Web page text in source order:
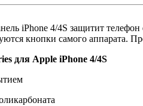
iPhone 4/4S защитит
кнопки самого аппарата.
для Apple iPhone 4/4S